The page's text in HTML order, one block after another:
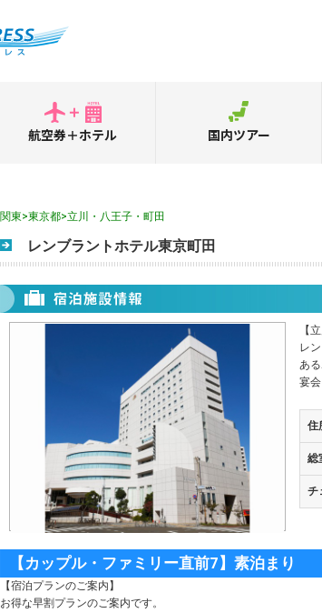
航空券＋ホテル 国内ツアー
関東>東京都>立川・八王子・町田
レンブラントホテル東京町田
【
レ
あ
宴
住
総
チ
【カップル・ファミリー直前7】素泊まり
【宿泊プランのご案内】
お得な早割プランのご案内です。